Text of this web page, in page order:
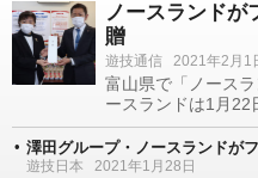
ノースランドが
贈
遊技通信 2021年2月1
富山県で「ノース
ースランドは1月22
澤田グループ・ノースランドが
遊技日本 2021年1月28日